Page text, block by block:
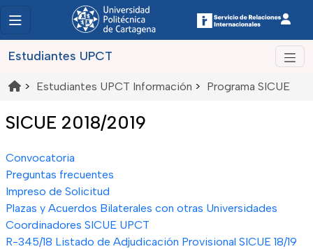
> Estudiantes UPCT Información > Programa SICUE
Estudiantes UPCT
SICUE 2018/2019
Convocatoria
Preguntas frecuentes
Impreso de Solicitud
Plazas y Acuerdos Bilaterales con otras Universidades
Coordinadores SICUE UPCT
R-345/18 Listado de Adjudicación Provisional SICUE 18/19